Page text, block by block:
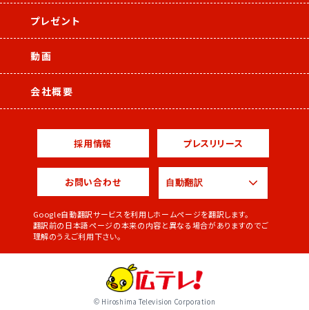
プレゼント
動画
会社概要
採用情報 プレスリリース
お問い合わせ
Google自動翻訳サービスを利用しホームページを翻訳します。
翻訳前の日本語ページの本来の内容と異なる場合がありますのでご
理解のうえご利用下さい。
© Hiroshima Television Corporation